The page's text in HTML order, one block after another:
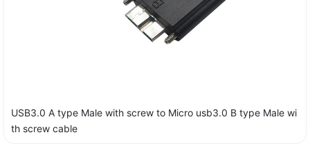
USB3.0 A type Male with screw to Micro usb3.0 B type Male wi
th screw cable